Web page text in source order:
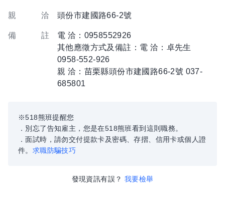
親 洽 頭份市建國路66-2號
備 註
電 洽：0958552926
其他應徵方式及備註：電 洽：卓先生
0958-552-926
親 洽：苗栗縣頭份市建國路66-2號 037-
685801
※518熊班提醒您
．別忘了告知雇主，您是在518熊班看到這則職務。
．面試時，請勿交付提款卡及密碼、存摺、信用卡或個人證
件。 求職防騙技巧
發現資訊有誤？ 我要檢舉